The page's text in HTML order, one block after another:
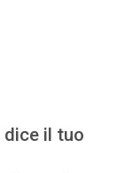
dice il tuo